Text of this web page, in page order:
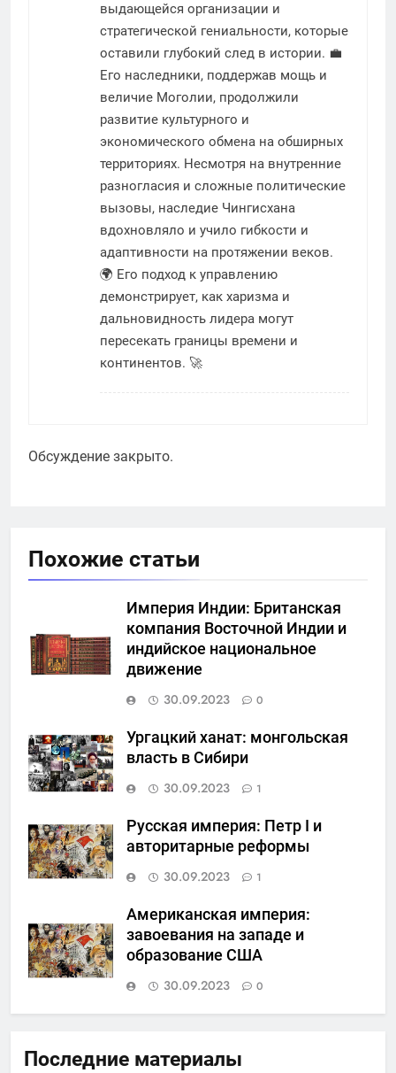
выдающейся организации и
стратегической гениальности, которые
оставили глубокий след в истории. 💼
Его наследники, поддержав мощь и
величие Моголии, продолжили
развитие культурного и
экономического обмена на обширных
территориях. Несмотря на внутренние
разногласия и сложные политические
вызовы, наследие Чингисхана
вдохновляло и учило гибкости и
адаптивности на протяжении веков.
🌍 Его подход к управлению
демонстрирует, как харизма и
дальновидность лидера могут
пересекать границы времени и
континентов. 🚀
Обсуждение закрыто.
Похожие статьи
Империя Индии: Британская
компания Восточной Индии и
индийское национальное
движение
30.09.2023
0
Ургацкий ханат: монгольская
власть в Сибири
30.09.2023
1
Русская империя: Петр I и
авторитарные реформы
30.09.2023
1
Американская империя:
завоевания на западе и
образование США
30.09.2023
0
Последние материалы